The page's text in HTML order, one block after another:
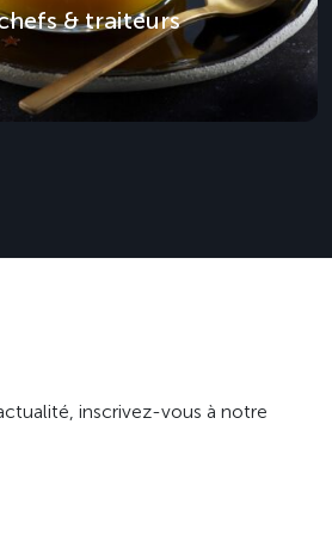
& traiteurs
inscrivez-vous à notre